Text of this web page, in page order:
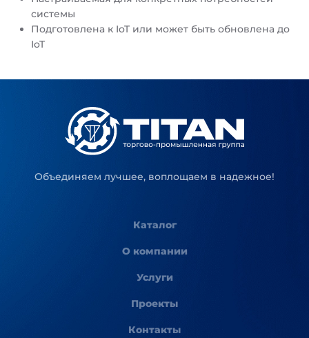
системы
Подготовлена к IoT или может быть обновлена до
IoT
Объединяем лучшее, воплощаем в надежное!
Каталог
О компании
Услуги
Проекты
Контакты